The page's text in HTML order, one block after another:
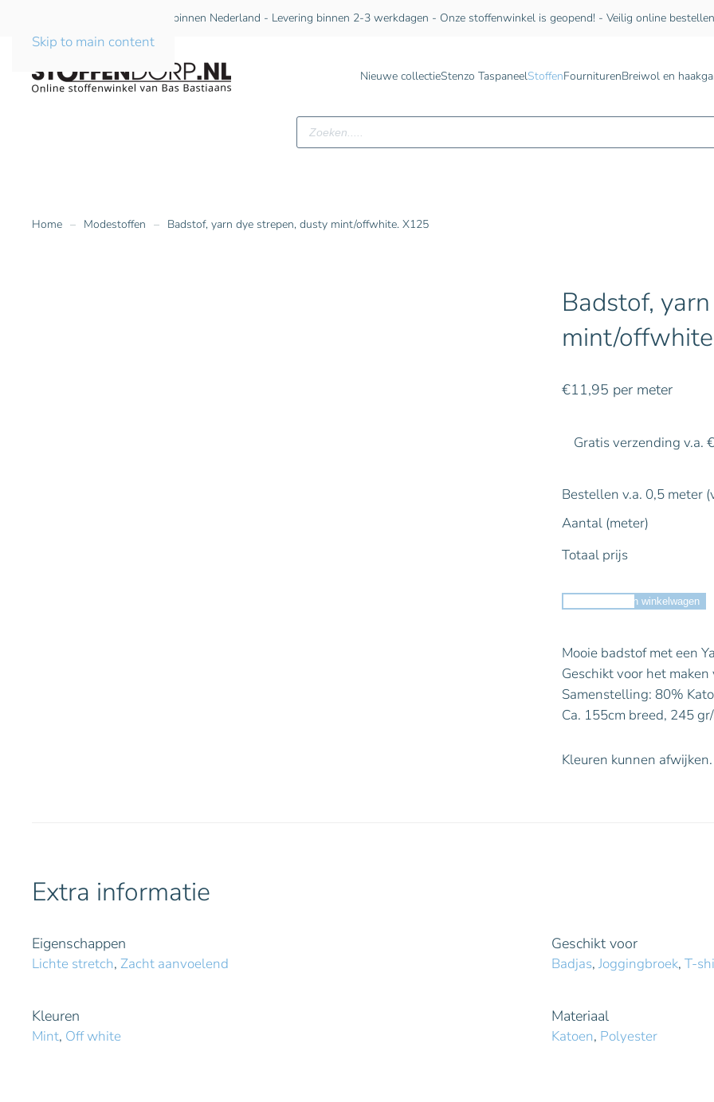
Skip to main content
Gratis verzending vanaf €75 binnen Nederland - Levering binnen 2-3 werkdagen - Onze stoffenwinkel is geopend! - Veilig online bestellen
Nieuwe collectieStenzo TaspaneelStoffenFourniturenBreiwol en
Producten
zoeken
Home Modestoffen Badstof, yarn dye strepen, dusty mint/offwhite. X125
Badstof,
mint/
€11,95 per meter
Gratis verzending v.a.
Bestellen v.a. 0,5 meter
Aantal (meter)
Totaal prijs
Toevoegen aan winkelwagen
Mooie badstof met een
Geschikt voor het
Samenstelling: 80%
Ca. 155cm breed, 245
Kleuren kunnen afwijken.
Extra informatie
Eigenschappen
Lichte stretch, Zacht aanvoelend
Geschikt voor
Badjas, Joggingbroek, T-
Kleuren
Mint, Off white
Materiaal
Katoen, Polyester